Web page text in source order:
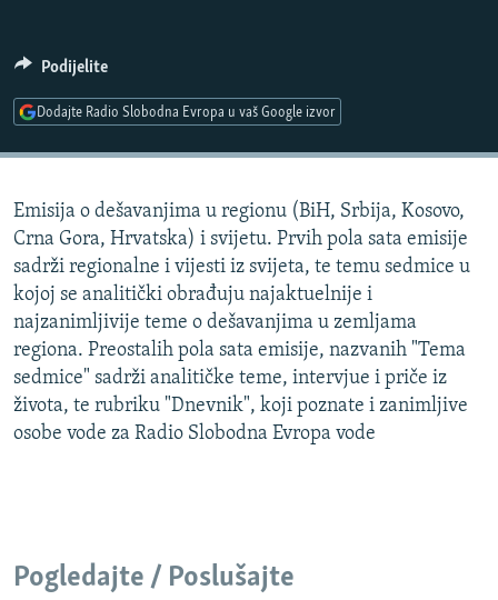
DNEVNO@RSE
SPECIJALI RSE
POPLAVE I KLIZIŠTA U BIH 2024.
TV LIBERTY
POST SCRIPTUM
MOJA EVROPA
TRI DECENIJE OD RATA U BIH
SVE KARTE DEJTONA
PRATITE NAS
Sve RFE/RL stranice
Podijelite
Dodajte Radio Slobodna Evropa u vaš Google izvor
Emisija o dešavanjima u regionu (BiH, Srbija, Kosovo,
Crna Gora, Hrvatska) i svijetu. Prvih pola sata emisije
sadrži regionalne i vijesti iz svijeta, te temu sedmice u
kojoj se analitički obrađuju najaktuelnije i
najzanimljivije teme o dešavanjima u zemljama
regiona. Preostalih pola sata emisije, nazvanih "Tema
sedmice" sadrži analitičke teme, intervjue i priče iz
života, te rubriku "Dnevnik", koji poznate i zanimljive
osobe vode za Radio Slobodna Evropa vode
Pogledajte / Poslušajte